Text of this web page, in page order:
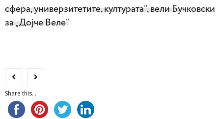
сфера, универзитетите, културата“, вели Бучковски
за „Дојче Веле“
Share this...